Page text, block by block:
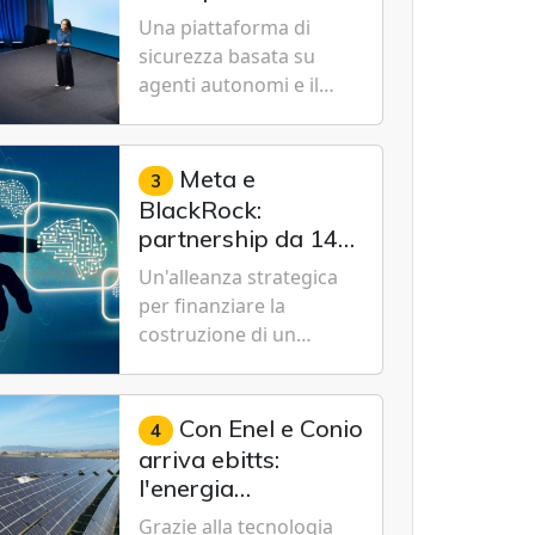
Cybersecurity.
nuovo modello IA
specializzato per la
cybersecurity
Una piattaforma di
sicurezza basata su
agenti autonomi e il
Cyber-1-Flash per
consentire alle
organizzazioni di
passare da una difesa
reattiva a una strategia
di gestione continua del
rischio.
3 Meta e
BlackRock:
partnership da 14
miliardi di dollari
per un data center
da record in Texas
Un'alleanza strategica
per finanziare la
costruzione di un
1 gigawatt a El Paso,
volto a sostenere le
future ambizioni di
superintelligenza e
intelligenza artificiale
4 Con Enel e Conio
arriva ebitts:
l'energia
rinnovabile entra in
Grazie alla tecnologia